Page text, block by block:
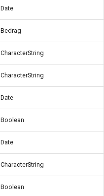
Date
Bedrag
CharacterString
CharacterString
Date
Boolean
Date
CharacterString
Boolean